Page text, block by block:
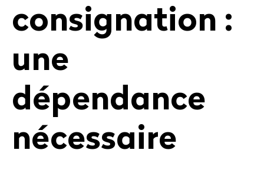
consignation :
une
dépendance
nécessaire